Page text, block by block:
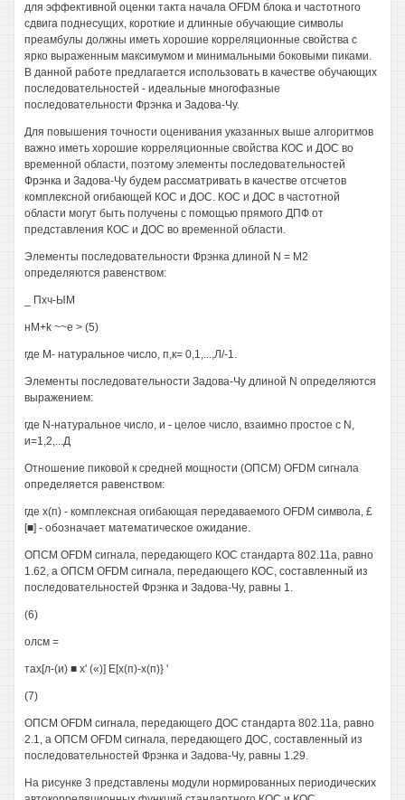
для эффективной оценки такта начала OFDM блока и частотного
сдвига поднесущих, короткие и длинные обучающие символы
преамбулы должны иметь хорошие корреляционные свойства с
ярко выраженным максимумом и минимальными боковыми пиками.
В данной работе предлагается использовать в качестве обучающих
последовательностей - идеальные многофазные
последовательности Фрэнка и Задова-Чу.
Для повышения точности оценивания указанных выше алгоритмов
важно иметь хорошие корреляционные свойства КОС и ДОС во
временной области, поэтому элементы последовательностей
Фрэнка и Задова-Чу будем рассматривать в качестве отсчетов
комплексной огибающей КОС и ДОС. КОС и ДОС в частотной
области могут быть получены с помощью прямого ДПФ от
представления КОС и ДОС во временной области.
Элементы последовательности Фрэнка длиной N = М2
определяются равенством:
_ Пхч-ЫМ
нМ+k ~~е > (5)
где М- натуральное число, п,к= 0,1,...,Л/-1.
Элементы последовательности Задова-Чу длиной N определяются
выражением:
где N-натуральное число, и - целое число, взаимно простое с N,
и=1,2,...Д
Отношение пиковой к средней мощности (ОПСМ) OFDM сигнала
определяется равенством:
где х(п) - комплексная огибающая передаваемого OFDM символа, £
[■] - обозначает математическое ожидание.
ОПСМ OFDM сигнала, передающего КОС стандарта 802.11а, равно
1.62, а ОПСМ OFDM сигнала, передающего КОС, составленный из
последовательностей Фрэнка и Задова-Чу, равны 1.
(6)
олсм =
тах[л-(и) ■ х' («)] Е[х(п)-х(п)} '
(7)
ОПСМ OFDM сигнала, передающего ДОС стандарта 802.11а, равно
2.1, а ОПСМ OFDM сигнала, передающего ДОС, составленный из
последовательностей Фрэнка и Задова-Чу, равны 1.29.
На рисунке 3 представлены модули нормированных периодических